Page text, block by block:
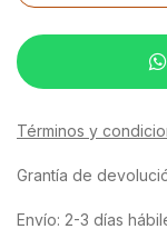
Términos y
Grantía de
Envío: 2-3 días